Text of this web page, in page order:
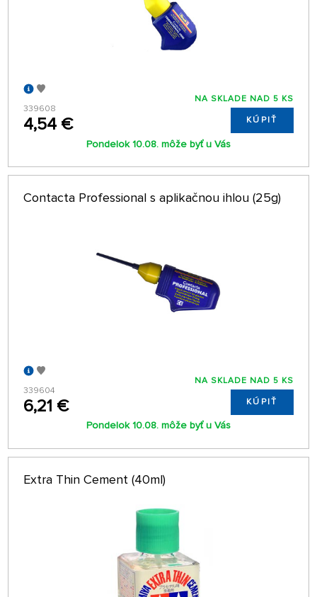
339608
4,54 €
NA SKLADE NAD 5 KS
KÚPIŤ
Pondelok 10.08. môže byť u Vás
Contacta Professional s aplikačnou ihlou (25g)
339604
6,21 €
NA SKLADE NAD 5 KS
KÚPIŤ
Pondelok 10.08. môže byť u Vás
Extra Thin Cement (40ml)